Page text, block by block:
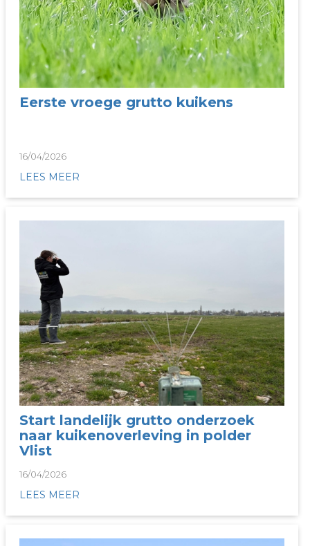
Eerste vroege grutto kuikens
16/04/2026
LEES MEER
Start landelijk grutto onderzoek
naar kuikenoverleving in polder
Vlist
16/04/2026
LEES MEER